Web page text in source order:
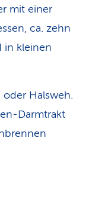
mit einer
ca. zehn
in kleinen
Halsweh.
Darmtrakt